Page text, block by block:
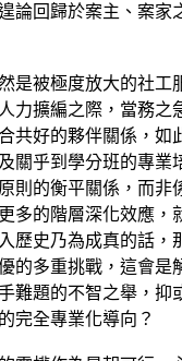
論回歸於案主、案家
是被極度放大的社工
力擴編之際，當務之
共好的夥伴關係，如
關乎到學分班的專業
則的衡平關係，而非
多的階層深化效應，
歷史乃為成真的話，
的多重挑戰，這會是
難題的不智之舉，抑
完全專業化導向？